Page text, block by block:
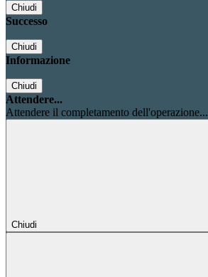
Chiudi
Successo
Chiudi
Informazione
Chiudi
Attendere...
Attendere il completamento dell'operazione...
Chiudi